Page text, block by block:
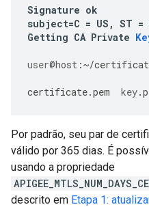
Signature ok
subject=C = US , ST =
Getting CA Private
user@host :~/
certificate.pem key.
Por padrão, seu par de
válido por 365 dias. É
usando a propriedade
descrito em Etapa 1: